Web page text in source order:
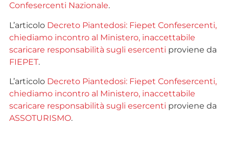
Confesercenti Nazionale.
L’articolo Decreto Piantedosi: Fiepet Confesercenti,
chiediamo incontro al Ministero, inaccettabile
scaricare responsabilità sugli esercenti proviene da
FIEPET.
L’articolo Decreto Piantedosi: Fiepet Confesercenti,
chiediamo incontro al Ministero, inaccettabile
scaricare responsabilità sugli esercenti proviene da
ASSOTURISMO.